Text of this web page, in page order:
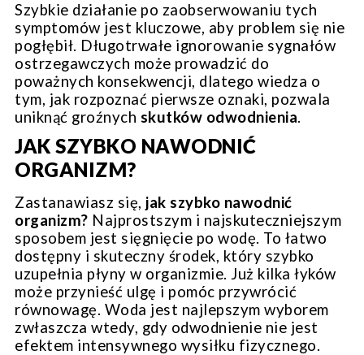
Szybkie działanie po zaobserwowaniu tych
symptomów jest kluczowe, aby problem się nie
pogłębił. Długotrwałe ignorowanie sygnałów
ostrzegawczych może prowadzić do
poważnych konsekwencji, dlatego wiedza o
tym, jak rozpoznać pierwsze oznaki, pozwala
uniknąć groźnych skutków odwodnienia.
JAK SZYBKO NAWODNIĆ
ORGANIZM?
Zastanawiasz się, jak szybko nawodnić
organizm? Najprostszym i najskuteczniejszym
sposobem jest sięgnięcie po wodę. To łatwo
dostępny i skuteczny środek, który szybko
uzupełnia płyny w organizmie. Już kilka łyków
może przynieść ulgę i pomóc przywrócić
równowagę. Woda jest najlepszym wyborem
zwłaszcza wtedy, gdy odwodnienie nie jest
efektem intensywnego wysiłku fizycznego.